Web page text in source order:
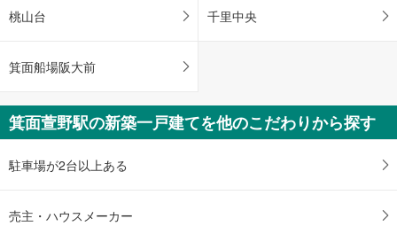
桃山台 千里中央
箕面船場阪大前
箕面萱野駅の新築一戸建てを他のこだわりから探す
駐車場が2台以上ある
売主・ハウスメーカー